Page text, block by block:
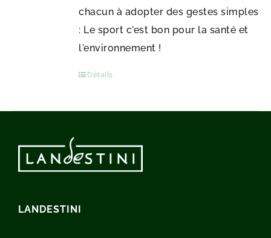
chacun à adopter des gestes simples
: Le sport c'est bon pour la santé et
l'environnement !
Détails
LANDESTINI